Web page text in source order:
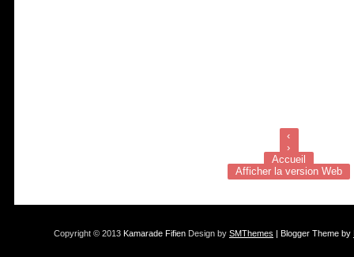
‹
›
Accueil
Afficher la version Web
Copyright © 2013 Kamarade Fifien Design by SMThemes | Blogger Theme by